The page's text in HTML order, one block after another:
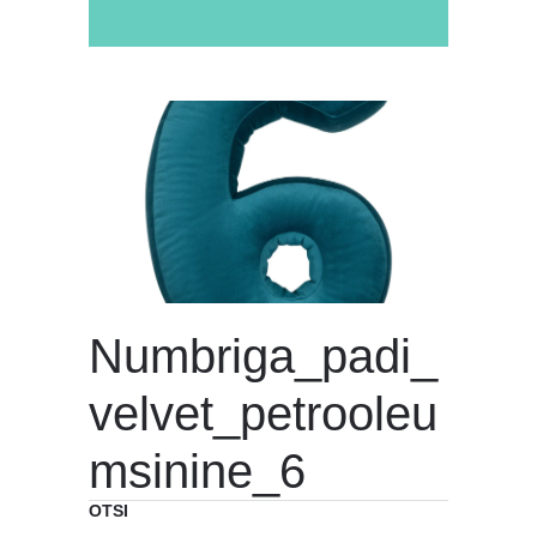
Numbriga_padi_
velvet_petrooleu
msinine_6
OTSI